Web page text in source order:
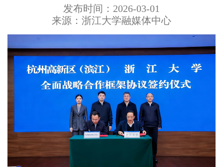
发布时间：2026-03-01
来源：浙江大学融媒体中心